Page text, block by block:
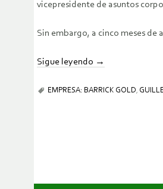
vicepresidente de asuntos
Sin embargo, a cinco meses de
Sigue leyendo →
EMPRESA: BARRICK GOLD,